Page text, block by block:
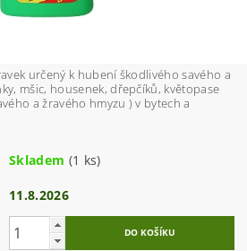
určený k hubení škodlivého savého a
mšic, housenek, dřepčíků, květopase
a žravého hmyzu ) v bytech a
Skladem (1 ks)
11.8.2026